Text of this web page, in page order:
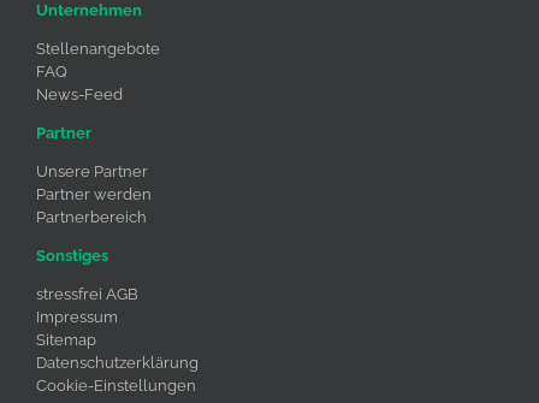
Unternehmen
Stellenangebote
FAQ
News-Feed
Partner
Unsere Partner
Partner werden
Partnerbereich
Sonstiges
stressfrei AGB
Impressum
Sitemap
Datenschutzerklärung
Cookie-Einstellungen